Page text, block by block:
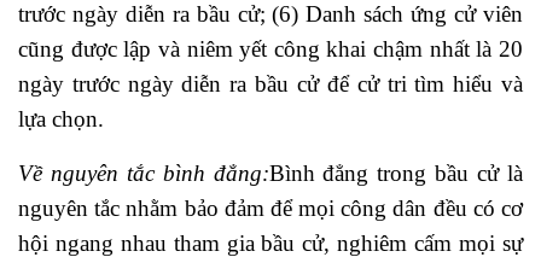
trước ngày diễn ra bầu cử; (6) Danh sách ứng cử viên
cũng được lập và niêm yết công khai chậm nhất là 20
ngày trước ngày diễn ra bầu cử để cử tri tìm hiểu và
lựa chọn.
Về nguyên tắc bình đẳng:Bình đẳng trong bầu cử là
nguyên tắc nhằm bảo đảm để mọi công dân đều có cơ
hội ngang nhau tham gia bầu cử, nghiêm cấm mọi sự